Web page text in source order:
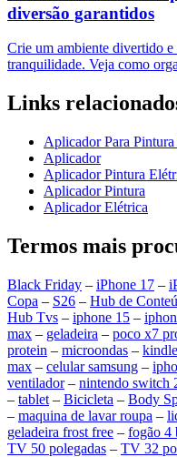
diversão garantidos
Crie um ambiente divertido
tranquilidade. Veja como
Links
Aplicador Para
Aplicador
Aplicador Pintura
Aplicador Pintura
Aplicador Elétrica
Termos mais
Black Friday – iPhone 17 –
Copa – S26 – Hub de
Hub Tvs – iphone 15 –
max – geladeira – poco x7
protein – microondas – kindle
max – celular samsung –
ventilador– nintendo switch
– tablet – Bicicleta – Body
– maquina de lavar roupa –
geladeira frost free – fogão 4
TV 50 polegadas – TV 32